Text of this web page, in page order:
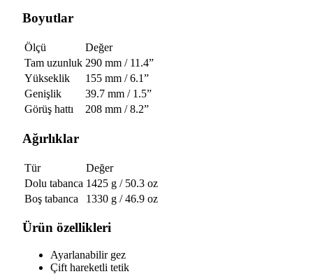
Boyutlar
Ölçü
Değer
Tam uzunluk 290 mm / 11.4”
Yükseklik
155 mm / 6.1”
Genişlik
39.7 mm / 1.5”
Görüş hattı
208 mm / 8.2”
Ağırlıklar
Tür
Değer
Dolu tabanca 1425 g / 50.3 oz
Boş tabanca
1330 g / 46.9 oz
Ürün özellikleri
Ayarlanabilir gez
Çift hareketli tetik